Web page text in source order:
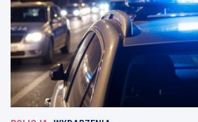
a
w
e
W
r
o
c
ł
w